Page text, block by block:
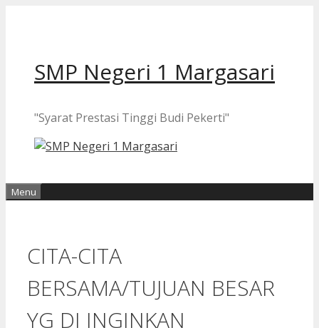
SMP Negeri 1 Margasari
"Syarat Prestasi Tinggi Budi Pekerti"
Menu
CITA-CITA
BERSAMA/TUJUAN BESAR
YG DI INGINKAN